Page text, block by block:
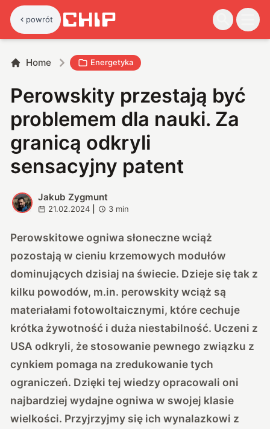
powrót
Home Energetyka
Perowskity przestają być
problemem dla nauki. Za
granicą odkryli
sensacyjny patent
J
Jakub Zygmunt
21.02.2024 3 min
Perowskitowe ogniwa słoneczne wciąż
pozostają w cieniu krzemowych modułów
dominujących dzisiaj na świecie. Dzieje się tak z
kilku powodów, m.in. perowskity wciąż są
materiałami fotowoltaicznymi, które cechuje
krótka żywotność i duża niestabilność. Uczeni z
USA odkryli, że stosowanie pewnego związku z
cynkiem pomaga na zredukowanie tych
ograniczeń. Dzięki tej wiedzy opracowali oni
najbardziej wydajne ogniwa w swojej klasie
wielkości. Przyjrzyjmy się ich wynalazkowi z